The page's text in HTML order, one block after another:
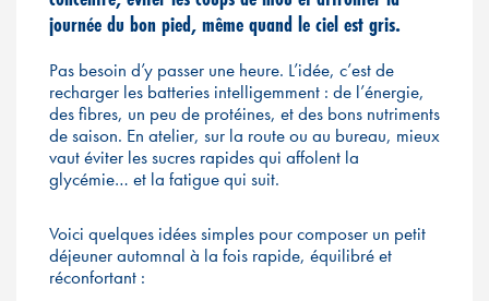
journée du bon pied, même quand le ciel est gris.
Pas besoin d’y passer une heure. L’idée, c’est de
recharger les batteries intelligemment : de l’énergie,
des fibres, un peu de protéines, et des bons nutriments
de saison. En atelier, sur la route ou au bureau, mieux
vaut éviter les sucres rapides qui affolent la
glycémie… et la fatigue qui suit.
Voici quelques idées simples pour composer un petit
déjeuner automnal à la fois rapide, équilibré et
réconfortant :